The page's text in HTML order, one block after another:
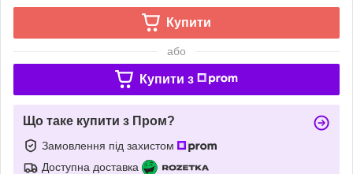
Купити
або
Купити з
Що таке купити з Пром?
Замовлення під захистом
Доступна доставка